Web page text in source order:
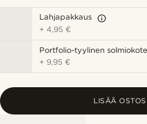
Lahjapakkaus
+4,95 €
Portfolio-tyylinen
+ 9,95 €
LISÄÄ